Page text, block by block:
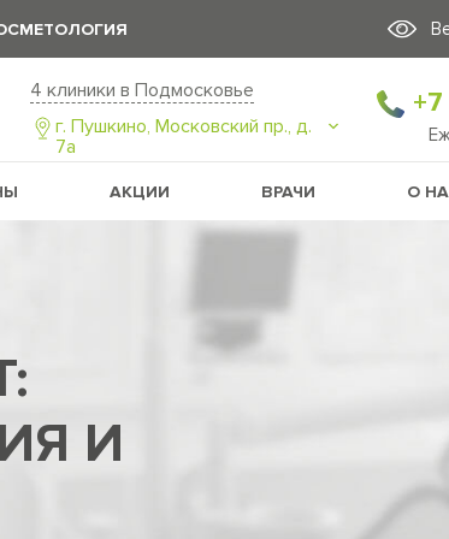
4 клиники в Подмосковье
г. Пушкино, Московский пр., д.
7а
АКЦИИ ВРАЧИ О
И